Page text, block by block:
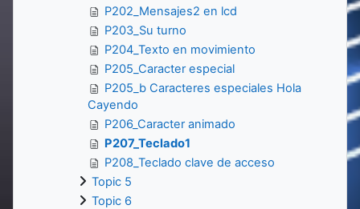
P202_Mensajes2 en lcd
P203_Su turno
P204_Texto en movimiento
P205_Caracter especial
P205_b Caracteres especiales Hola
Cayendo
P206_Caracter animado
P207_Teclado1
P208_Teclado clave de acceso
Topic 5
Topic 6